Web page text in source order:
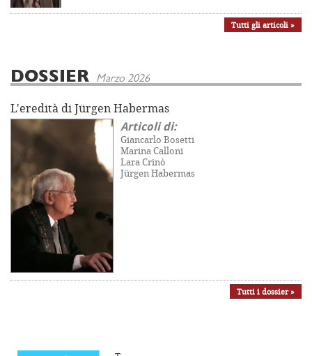
Tutti gli articoli »
DOSSIER Marzo 2026
L'eredità di Jürgen Habermas
Articoli di:
Giancarlo Bosetti
Marina Calloni
Lara Crinò
Jürgen Habermas
Tutti i dossier »